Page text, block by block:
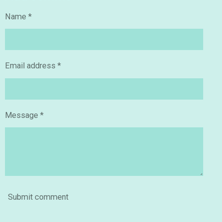
Name *
Email address *
Message *
Submit comment